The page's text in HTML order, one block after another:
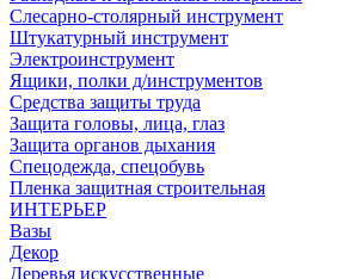
Слесарно-столярный инструмент
Штукатурный инструмент
Электроинструмент
Ящики, полки д/инструментов
Средства защиты труда
Защита головы, лица, глаз
Защита органов дыхания
Спецодежда, спецобувь
Пленка защитная строительная
ИНТЕРЬЕР
Вазы
Декор
Деревья искусственные